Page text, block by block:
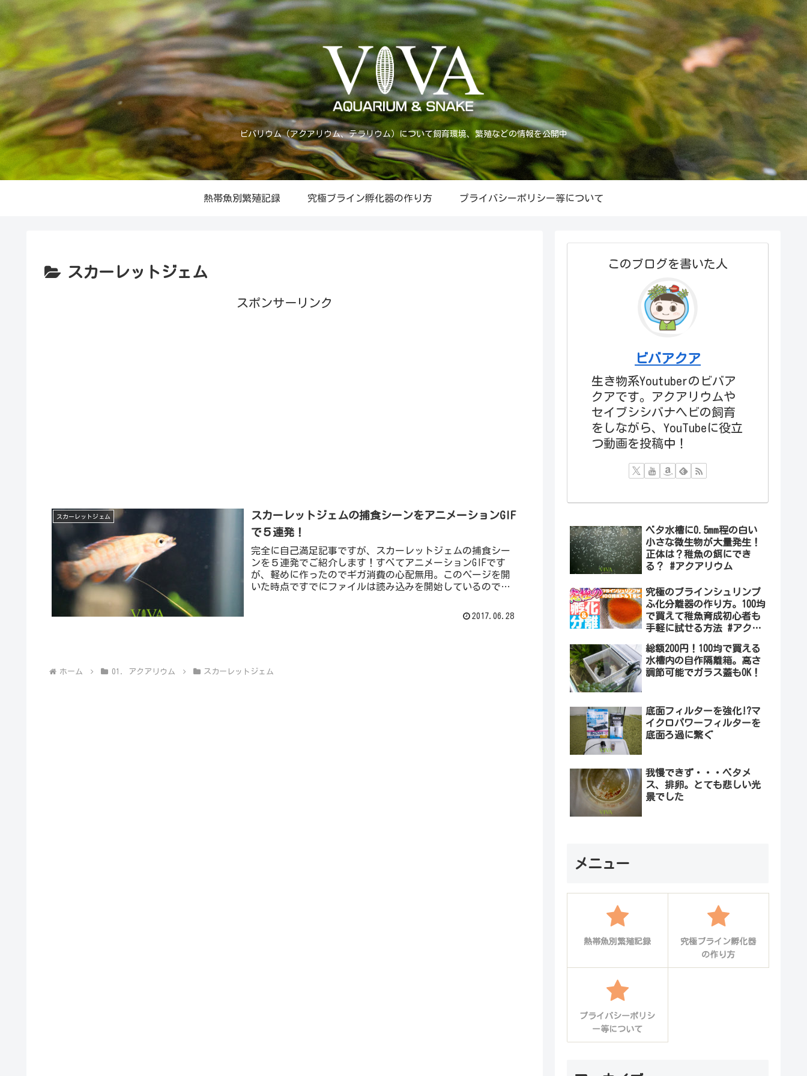
ビバリウム（アクアリウム、テラリウム）について飼育環境、繁殖などの情報を公開中
熱帯魚別繁殖記録 究極ブライン孵化器の作り方 プライバシーポリシー等について
スカーレットジェム
スポンサーリンク
スカーレットジェム
スカーレットジェムの捕食シーンをアニメーションGIF
で５連発！
完全に自己満足記事ですが、スカーレットジェムの捕食シー
ンを５連発でご紹介します！すべてアニメーションGIFです
が、軽めに作ったのでギガ消費の心配無用。このページを開
いた時点ですでにファイルは読み込みを開始しているので、
2017.06.28
ホーム 01. アクアリウム スカーレットジェム
このブログを書いた人
ビバアクア
生き物系Youtuberのビバア
クアです。アクアリウムや
セイブシシバナヘビの飼育
をしながら、YouTubeに役立
つ動画を投稿中！
ベタ水槽に0.5mm程の白い
小さな微生物が大量発生！
正体は？稚魚の餌にでき
る？ #アクアリウム
究極のブラインシュリンプ
ふ化分離器の作り方。100均
で買えて稚魚育成初心者も
手軽に試せる方法 #アクア
総額200円！100均で買える
水槽内の自作隔離箱。高さ
調節可能でガラス蓋もOK！
底面フィルターを強化!?マ
イクロパワーフィルターを
底面ろ過に繋ぐ
我慢できず・・・ベタメ
ス、排卵。とても悲しい光
景でした
メニュー
熱帯魚別繁殖記録
究極ブライン孵化器
の作り方
プライバシーポリシ
ー等について